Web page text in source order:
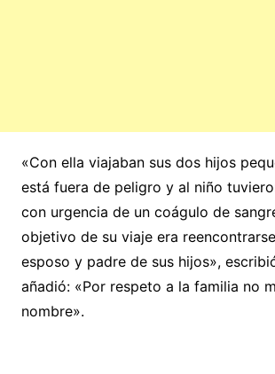
«Con ella viajaban sus dos hijos
está fuera de peligro y al niño
con urgencia de un coágulo de
objetivo de su viaje era
esposo y padre de sus hijos»,
añadió: «Por respeto a la familia no
nombre».